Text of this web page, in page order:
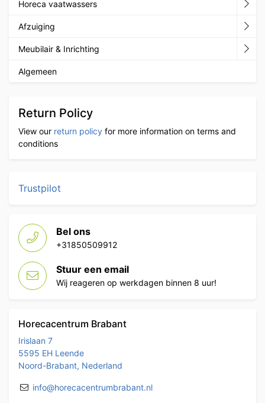
Horeca vaatwassers
Afzuiging
Meubilair & Inrichting
Algemeen
Return Policy
View our return policy for more information on terms and
conditions
Trustpilot
Bel ons
+31850509912
Stuur een email
Wij reageren op werkdagen binnen 8 uur!
Horecacentrum Brabant
Irislaan 7
5595 EH Leende
Noord-Brabant, Nederland
info@horecacentrumbrabant.nl